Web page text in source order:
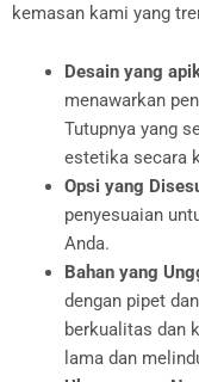
kemasan kami yang
Desain yang
menawarkan
Tutupnya yang
estetika secara
Opsi yang
penyesuaian
Anda.
Bahan yang
dengan pipet
berkualitas dan
lama dan